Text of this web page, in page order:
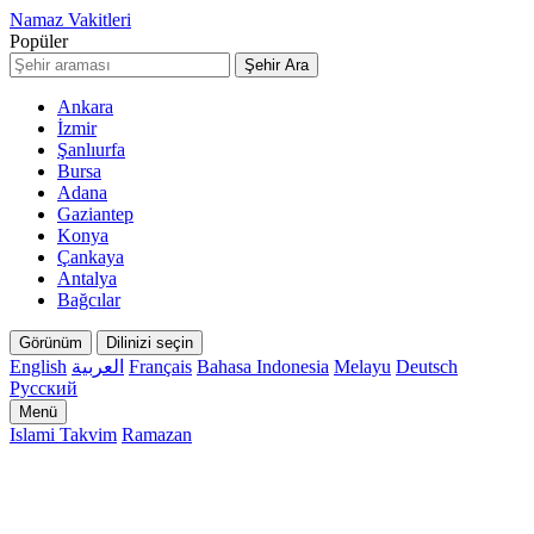
Namaz Vakitleri
Popüler
Şehir Ara
Ankara
İzmir
Şanlıurfa
Bursa
Adana
Gaziantep
Konya
Çankaya
Antalya
Bağcılar
Görünüm Dilinizi seçin
English العربية Français Bahasa Indonesia Melayu Deutsch
Русский
Menü
Islami Takvim Ramazan